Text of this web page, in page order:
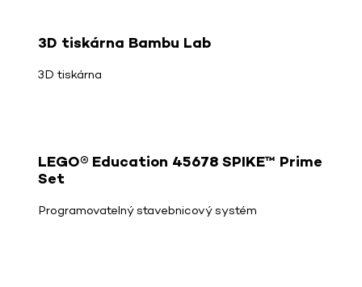
3D tiskárna Bambu Lab
3D tiskárna
LEGO® Education 45678 SPIKE™ Prime
Set
Programovatelný stavebnicový systém